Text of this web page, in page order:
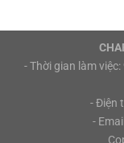
- Thời gian làm
- Điện
-